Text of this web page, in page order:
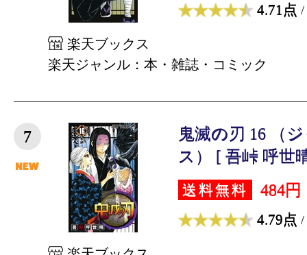
4.71点 /
楽天ブックス
楽天ジャンル：本・雑誌・コミック
7
鬼滅の刃 16 （
ス） [ 吾峠 呼世
送料無料 484円
4.79点 /